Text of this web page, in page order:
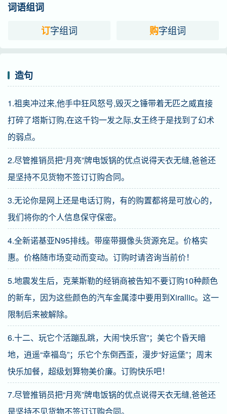
词语组词
订字组词 购字组词
造句
1.祖奥冲过来,他手中狂风怒号,毁灭之锤带着无匹之威直接
打碎了塔斯订购,在这千钧一发之际,女王终于是找到了幻术
的弱点。
2.尽管推销员把“月亮”牌电饭锅的优点说得天衣无缝,爸爸还
是坚持不见货物不签订订购合同。
3.无论你是网上还是电话订购，有的购置都将是可放心的，
我们将你的个人信息保守保密。
4.全新诺基亚N95排线。带座带摄像头货源充足。价格实
惠。价格随市场变动而变动。订购时请咨询当前价！
5.地震发生后，克莱斯勒的经销商被告知不要订购10种颜色
的新车，因为这些颜色的汽车金属漆中要用到Xirallic。这一
限制后来被解除。
6.十二、玩它个活蹦乱跳，大闹“快乐宫”；美它个昏天暗
地，逍遥“幸福岛”；乐它个东倒西歪，漫步“好运堡”；周末
快乐加餐，超级划算物美价廉。订购快乐吧！
7.尽管推销员把“月亮”牌电饭锅的优点说得天衣无缝,爸爸还
是坚持不见货物不签订订购合同。